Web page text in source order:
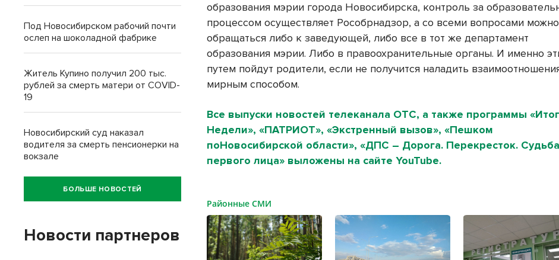
образования мэрии города Новосибирска, контроль за
процессом осуществляет Рособрнадзор, а со всеми вопросами можно
обращаться либо к заведующей, либо все в тот же департамент
образования мэрии. Либо в правоохранительные органы. И именно
путем пойдут родители, если не получится наладить
мирным способом.
Все выпуски новостей телеканала ОТС, а также программы
Недели», «ПАТРИОТ», «Экстренный вызов», «Пешком
поНовосибирской области», «ДПС – Дорога. Перекресток.
первого лица» выложены на сайте YouTube.
Районные СМИ
Под Новосибирском рабочий почти
ослеп на шоколадной фабрике
Житель Купино получил 200 тыс.
рублей за смерть матери от COVID-
19
Новосибирский суд наказал
водителя за смерть пенсионерки на
вокзале
БОЛЬШЕ НОВОСТЕЙ
Новости партнеров